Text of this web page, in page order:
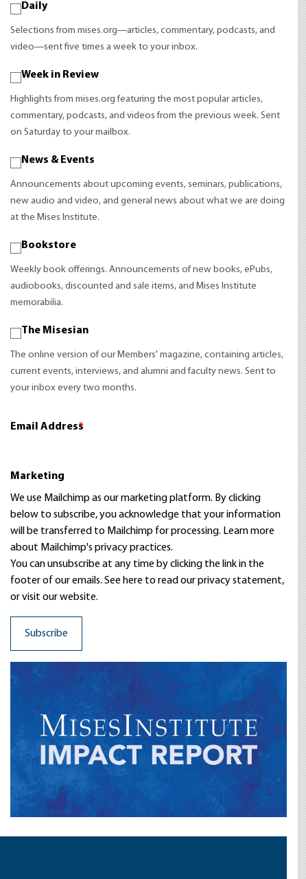
Daily
Selections from mises.org—articles, commentary, podcasts, and
video—sent five times a week to your inbox.
Week in Review
Highlights from mises.org featuring the most popular articles,
commentary, podcasts, and videos from the previous week. Sent
on Saturday to your mailbox.
News & Events
Announcements about upcoming events, seminars, publications,
new audio and video, and general news about what we are doing
at the Mises Institute.
Bookstore
Weekly book offerings. Announcements of new books, ePubs,
audiobooks, discounted and sale items, and Mises Institute
memorabilia.
The Misesian
The online version of our Members' magazine, containing articles,
current events, interviews, and alumni and faculty news. Sent to
your inbox every two months.
Email Address
*
Marketing
We use Mailchimp as our marketing platform. By clicking
below to subscribe, you acknowledge that your information
will be transferred to Mailchimp for processing. Learn more
about Mailchimp's privacy practices.
You can unsubscribe at any time by clicking the link in the
footer of our emails. See here to read ourprivacy statement,
or visit our website.